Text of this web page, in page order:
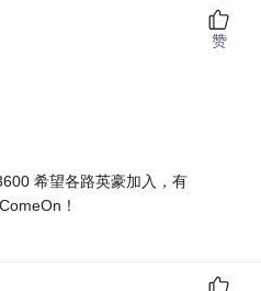
希望各路英豪加入，有
！
赞